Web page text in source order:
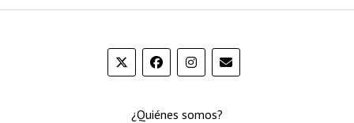
¿Quiénes somos?